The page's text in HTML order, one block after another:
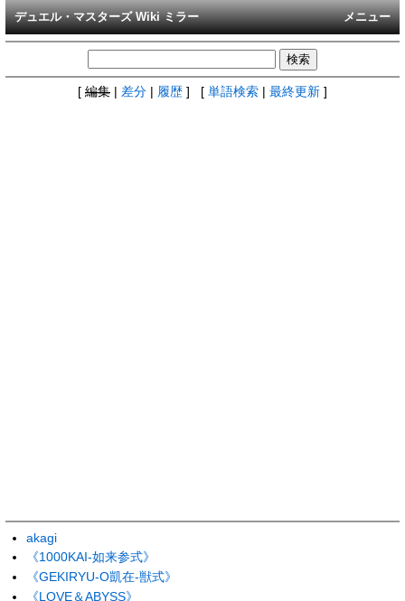
メニュー
デュエル・マスターズ Wiki ミラー
[ 編集 差分 履歴 ] [ 単語検索 最終更新 ]
akagi
《1000KAI-如来参式》
《GEKIRYU-O凱在-獣式》
《LOVE＆ABYSS》